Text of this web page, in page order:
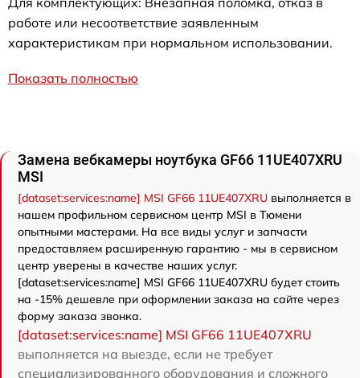
работе или несоответствие заявленным
характеристикам при нормальном использовании.
Показать полностью
Замена вебкамеры ноутбука GF66 11UE407XRU
MSI
[dataset:services:name] MSI GF66 11UE407XRU выполняется в
нашем профильном сервисном центр MSI в Тюмени
опытными мастерами. На все виды услуг и запчасти
предоставляем расширенную гарантию - мы в сервисном
центр уверены в качестве наших услуг.
[dataset:services:name] MSI GF66 11UE407XRU будет стоить
на -15% дешевле при оформлении заказа на сайте через
форму заказа звонка.
[dataset:services:name] MSI GF66 11UE407XRU
выполняется на выезде, если не требует
специализированного оборудования и сложного